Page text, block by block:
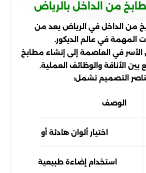
من الداخل بالرياض
من الداخل في الرياض يعد من
المهمة في عالم الديكور.
في العاصمة إلى إنشاء مطابخ
الأناقة والوظائف العملية.
التصميم تشمل:
الوصف
اختيار ألوان هادئة أو جريئة
استخدام إضاءة طبيعية وإضاءة